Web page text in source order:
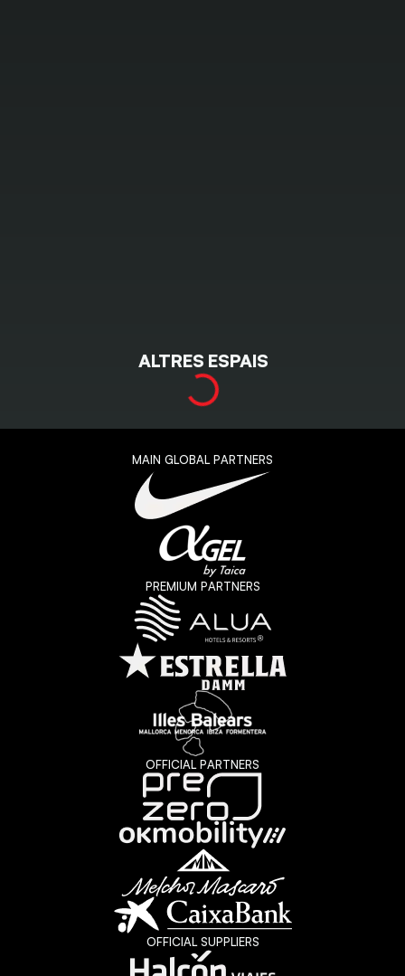
ALTRES ESPAIS
MAIN GLOBAL PARTNERS
PREMIUM PARTNERS
OFFICIAL PARTNERS
OFFICIAL SUPPLIERS